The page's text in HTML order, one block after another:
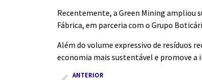
Recentemente, a Green Mining ampliou
Fábrica, em parceria com o Grupo
Além do volume expressivo de resíduos
economia mais sustentável e promove a
ANTERIOR